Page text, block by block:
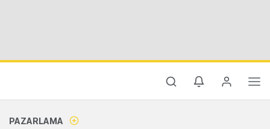
PAZARLAMA